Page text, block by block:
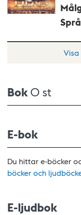
Visa
Bok0 st
E-bok
Du hittar e-böcker
böcker och
E-ljudbok